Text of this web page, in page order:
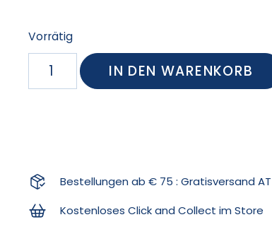
Vorrätig
IN DEN WARENKORB
Bestellungen ab € 75 : Gratisversand AT
Kostenloses Click and Collect im Store